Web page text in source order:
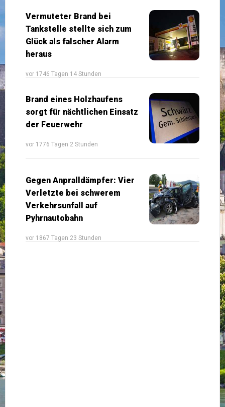
Vermuteter Brand bei
Tankstelle stellte sich zum
Glück als falscher Alarm
heraus
vor 1746 Tagen 14 Stunden
Brand eines Holzhaufens
sorgt für nächtlichen Einsatz
der Feuerwehr
vor 1776 Tagen 2 Stunden
Gegen Anpralldämpfer: Vier
Verletzte bei schwerem
Verkehrsunfall auf
Pyhrnautobahn
vor 1867 Tagen 23 Stunden